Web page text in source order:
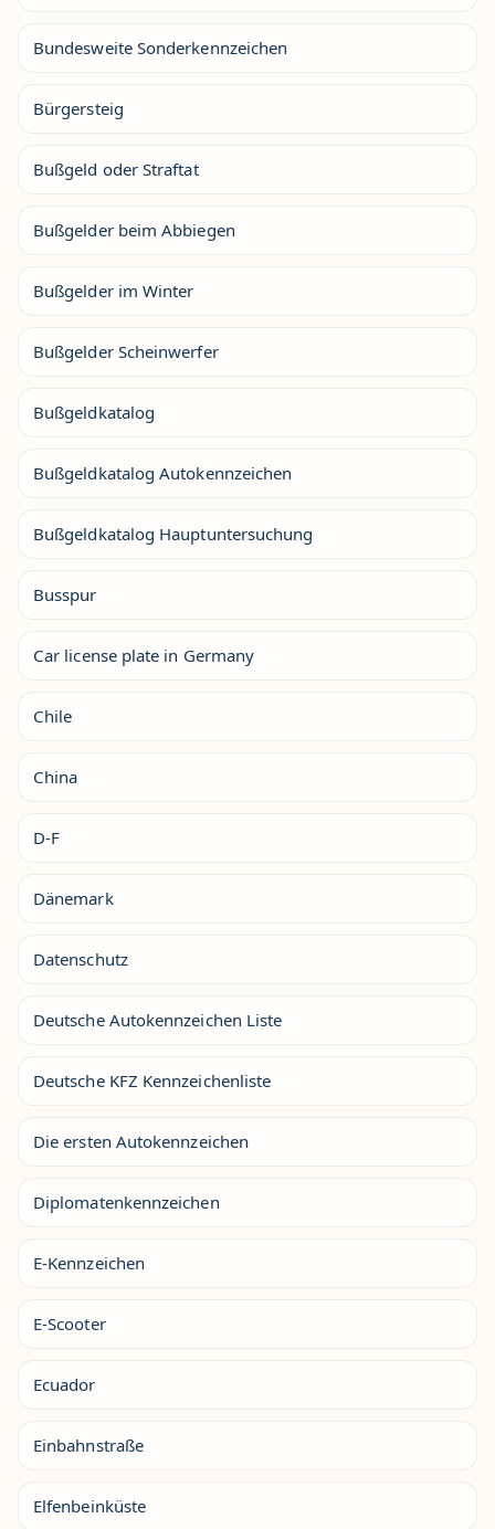
Bundesweite Sonderkennzeichen
Bürgersteig
Bußgeld oder Straftat
Bußgelder beim Abbiegen
Bußgelder im Winter
Bußgelder Scheinwerfer
Bußgeldkatalog
Bußgeldkatalog Autokennzeichen
Bußgeldkatalog Hauptuntersuchung
Busspur
Car license plate in Germany
Chile
China
D-F
Dänemark
Datenschutz
Deutsche Autokennzeichen Liste
Deutsche KFZ Kennzeichenliste
Die ersten Autokennzeichen
Diplomatenkennzeichen
E-Kennzeichen
E-Scooter
Ecuador
Einbahnstraße
Elfenbeinküste